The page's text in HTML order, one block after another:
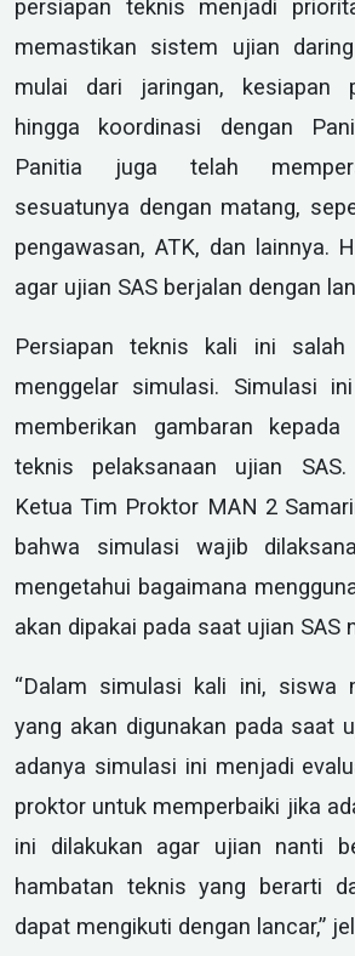
persiapan teknis menjadi
memastikan sistem ujian
mulai dari jaringan, kesiapan
hingga koordinasi dengan
Panitia juga telah
sesuatunya dengan matang,
pengawasan, ATK, dan lainnya.
agar ujian SAS berjalan dengan
Persiapan teknis kali ini salah
menggelar simulasi. Simulasi
memberikan gambaran
teknis pelaksanaan ujian
Ketua Tim Proktor MAN 2
bahwa simulasi wajib
mengetahui bagaimana
akan dipakai pada saat ujian SAS
“Dalam simulasi kali ini, siswa
yang akan digunakan pada saat
adanya simulasi ini menjadi
proktor untuk memperbaiki jika
ini dilakukan agar ujian nanti
hambatan teknis yang berarti
dapat mengikuti dengan lancar,”